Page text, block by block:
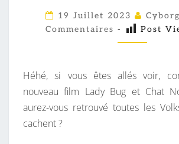
B
U
R
O
U
19 Juillet 2023
Commentaires - Post
Héhé, si vous êtes allés voir,
nouveau film Lady Bug et Chat
aurez-vous retrouvé toutes les
cachent ?